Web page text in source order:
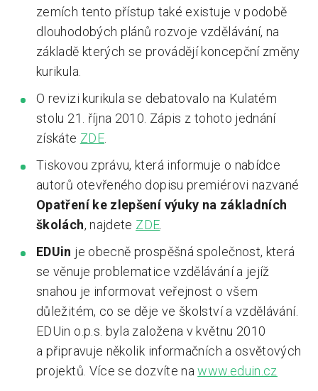
zemích tento přístup také existuje v podobě
dlouhodobých plánů rozvoje vzdělávání, na
základě kterých se provádějí koncepční změny
kurikula.
O revizi kurikula se debatovalo na Kulatém
stolu 21. října 2010. Zápis z tohoto jednání
získáte ZDE.
Tiskovou zprávu, která informuje o nabídce
autorů otevřeného dopisu premiérovi nazvané
Opatření ke zlepšení výuky na základních
školách, najdete ZDE
EDUin je obecně prospěšná společnost, která
se věnuje problematice vzdělávání a jejíž
snahou je informovat veřejnost o všem
důležitém, co se děje ve školství a vzdělávání.
EDUin o.p.s. byla založena v květnu 2010
a připravuje několik informačních a osvětových
projektů. Více se dozvíte nawww.eduin.cz